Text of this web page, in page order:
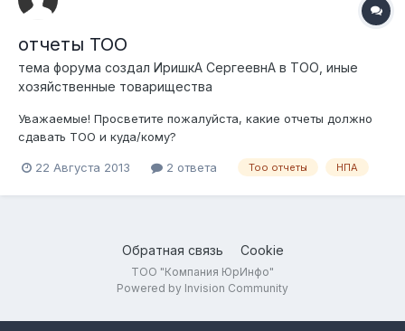
отчеты ТОО
тема форума создал ИришкА СергеевнА в ТОО, иные
хозяйственные товарищества
Уважаемые! Просветите пожалуйста, какие отчеты должно
сдавать ТОО и куда/кому?
22 Августа 2013 2 ответа Тоо отчеты НПА
Обратная связь Cookie
ТОО "Компания ЮрИнфо"
Powered by Invision Community